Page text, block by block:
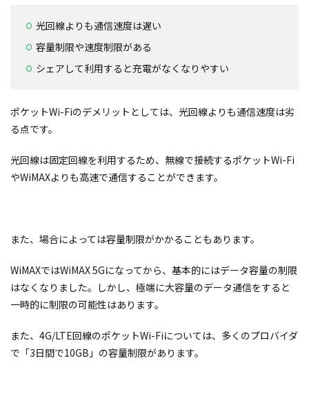
光回線よりも通信速度は遅い
容量制限や速度制限がある
シェアして利用すると充電がなくなりやすい
ポケットWi-Fiのデメリットとしては、光回線よりも通信速度は劣
る点です。
光回線は固定回線を利用するため、無線で接続するポケットWi-Fi
やWiMAXよりも高速で通信することができます。
また、場合によっては容量制限がかかることもあります。
WiMAXではWiMAX 5Gになってから、基本的にはデータ容量の制限
はなくなりました。しかし、極端に大容量のデータ通信をすると
一時的に制限の可能性はあります。
また、4G/LTE回線のポケットWi-Fiについては、多くのプロバイダ
で「3日間で10GB」の容量制限があります。